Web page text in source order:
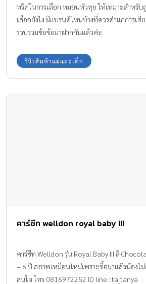
ทริคในการเลือก หมอนหัวทุย ให้เหมาะสำหรั
เลือกยังไง มีแบรนด์ไหนบ้างที่ควรค่าแก่การเสี
รวบรวมข้อข้อมาฝากกันแล้วค่ะ
รีวิวสินค้าแม่และเด็ก
คาร์ซีท welldon royal baby III
คาร์ซีท Welldon รุ่น Royal Baby III สี
– 6 ปี สภาพเหมือนใหม่เพราะซื้อมาแล้วน้องไ
สนใจ โทร 0816972252 ID line : ta_tanya